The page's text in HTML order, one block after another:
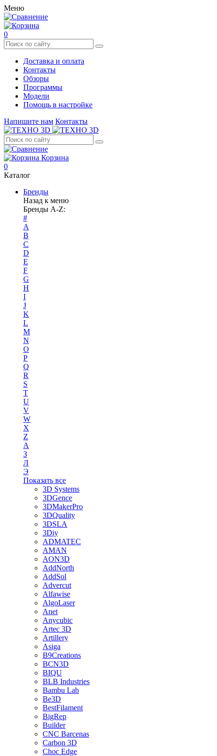
Меню
0
Доставка и оплата
Контакты
Обзоры
Программы
Модели
Помощь в настройке
Напишите нам Контакты
Корзина
0
Каталог
Бренды
Назад к меню
Бренды A-Z:
#
A
B
C
D
E
F
G
H
I
J
K
L
M
N
O
P
Q
R
S
T
U
V
W
X
Z
А
З
Л
Э
Показать все
3D Systems
3DGence
3DMakerPro
3DQuality
3DSLA
3Diy
ADMATEC
AMAN
AON3D
AddNorth
AddSol
Advercut
Alfawise
AlgoLaser
Anet
Anycubic
Artec 3D
Artillery
Asiga
B9Creations
BCN3D
BIQU
BLB Industries
Bambu Lab
Be3D
BestFilament
BigRep
Builder
CNC Barcenas
Carbon 3D
Choc Edge